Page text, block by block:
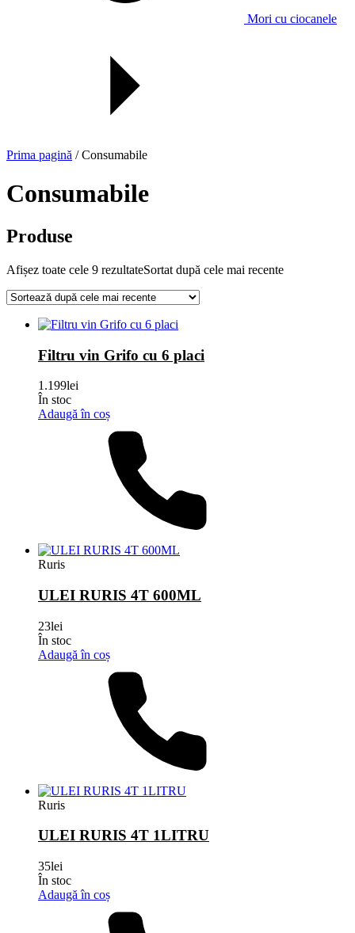
Mori cu ciocanele
Prima pagină / Consumabile
Consumabile
Produse
Afișez toate cele 9 rezultateSortat după cele mai recente
Filtru vin Grifo cu 6 placi
1.199lei
În stoc
Adaugă în coș
Ruris
ULEI RURIS 4T 600ML
23lei
În stoc
Adaugă în coș
Ruris
ULEI RURIS 4T 1LITRU
35lei
În stoc
Adaugă în coș